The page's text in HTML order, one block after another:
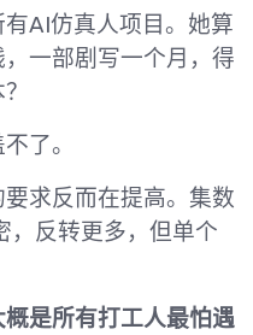
AI仿真人项目。她算
一部剧写一个月，得
了。
求反而在提高。集数
，反转更多，但单个
是所有打工人最怕遇